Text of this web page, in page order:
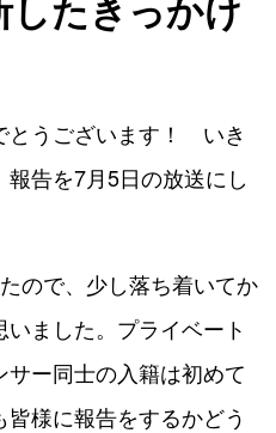
うございます！ いき
告を7月5日の放送にし
ので、少し落ち着いてか
ました。プライベート
ー同士の入籍は初めて
様に報告をするかどう